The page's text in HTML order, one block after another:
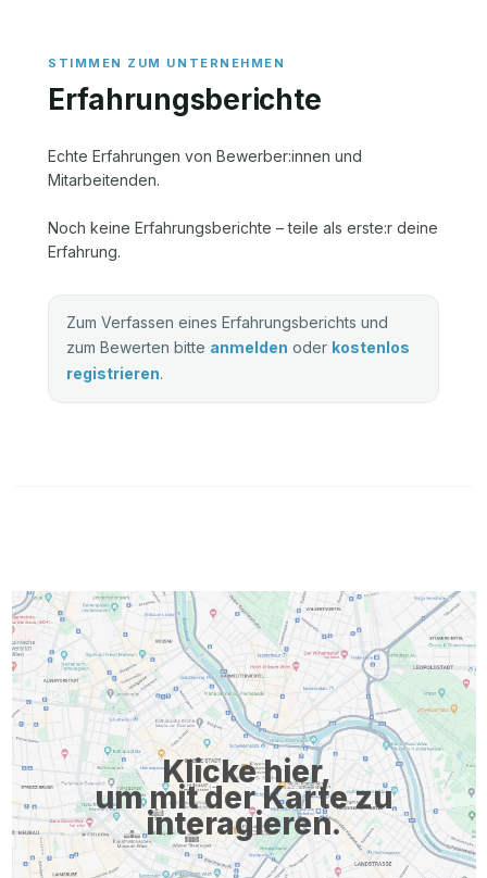
Erfahrungsberichte
Echte Erfahrungen von Bewerber:innen und
Mitarbeitenden.
Noch keine Erfahrungsberichte – teile als erste:r deine
Erfahrung.
Zum Verfassen eines Erfahrungsberichts und
zum Bewerten bitte anmelden oder kostenlos
registrieren.
Klicke hier,
um mit der Karte zu
interagieren.